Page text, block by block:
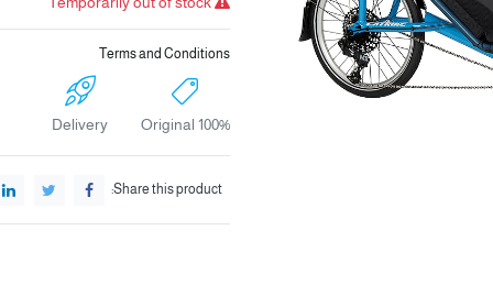
Terms and Conditions
100% Original
Delivery
Share this product: